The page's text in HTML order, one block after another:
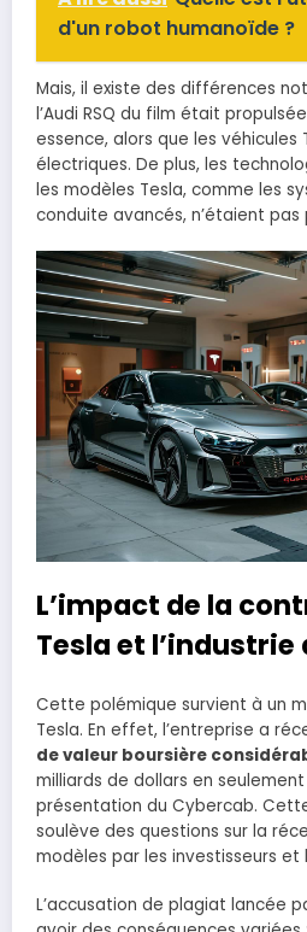
d'un robot humanoïde ?
Mais, il existe des différences
l’Audi RSQ du film était
essence, alors que les
électriques. De plus, les
les modèles Tesla, comme les
conduite avancés, n’étaient
L’impact de la
Tesla et
Cette polémique survient à un
Tesla. En effet, l’entreprise a
de valeur boursière
milliards de dollars en
présentation du Cybercab.
soulève des questions sur la
modèles par les investisseurs et
L’accusation de plagiat lancée